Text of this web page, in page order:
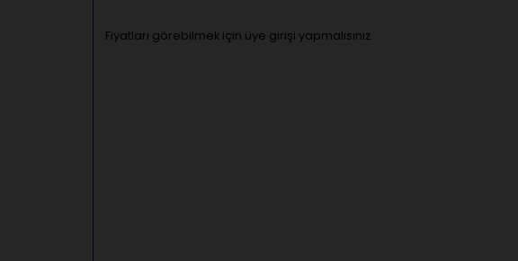
Fiyatları görebilmek için üye girişi yapmalısınız.